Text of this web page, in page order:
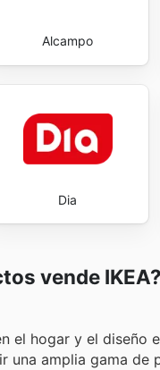
Alcampo
Dia
vende IKEA?
el hogar y el
una amplia gama